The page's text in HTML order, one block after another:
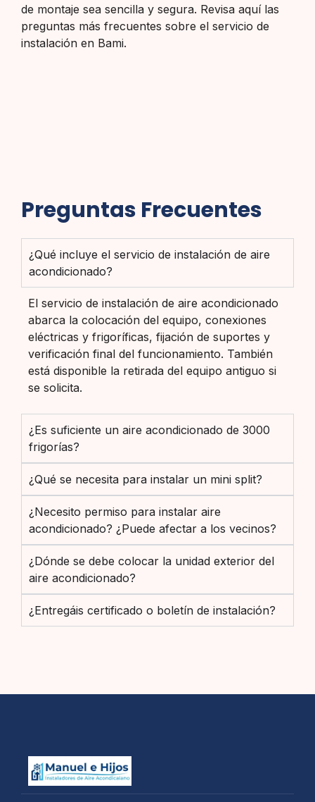
de montaje sea sencilla y segura. Revisa aquí las
preguntas más frecuentes sobre el servicio de
instalación en Bami.
Preguntas Frecuentes
¿Qué incluye el servicio de instalación de aire
acondicionado?
El servicio de instalación de aire acondicionado
abarca la colocación del equipo, conexiones
eléctricas y frigoríficas, fijación de suportes y
verificación final del funcionamiento. También
está disponible la retirada del equipo antiguo si
se solicita.
¿Es suficiente un aire acondicionado de 3000
frigorías?
¿Qué se necesita para instalar un mini split?
¿Necesito permiso para instalar aire
acondicionado? ¿Puede afectar a los vecinos?
¿Dónde se debe colocar la unidad exterior del
aire acondicionado?
¿Entregáis certificado o boletín de instalación?